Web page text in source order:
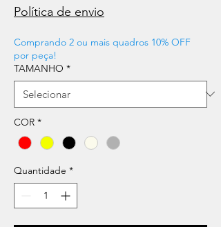
Política de envio
Comprando 2 ou mais quadros 10% OFF
por peça!
TAMANHO *
COR *
Quantidade *